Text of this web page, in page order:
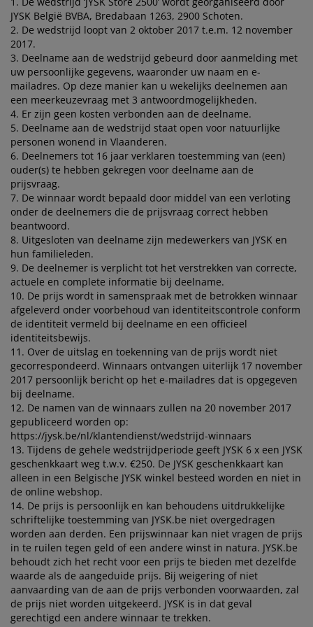
strijken
JYSK België BVBA, Bredabaan 1263, 2900 Schoten.
2. De wedstrijd loopt van 2 oktober 2017 t.e.m. 12 november
2017.
3. Deelname aan de wedstrijd gebeurd door aanmelding met
uw persoonlijke gegevens, waaronder uw naam en e-
mailadres. Op deze manier kan u wekelijks deelnemen aan
een meerkeuzevraag met 3 antwoordmogelijkheden.
4. Er zijn geen kosten verbonden aan de deelname.
5. Deelname aan de wedstrijd staat open voor natuurlijke
personen wonend in Vlaanderen.
6. Deelnemers tot 16 jaar verklaren toestemming van (een)
ouder(s) te hebben gekregen voor deelname aan de
prijsvraag.
7. De winnaar wordt bepaald door middel van een verloting
onder de deelnemers die de prijsvraag correct hebben
beantwoord.
8. Uitgesloten van deelname zijn medewerkers van JYSK en
hun familieleden.
9. De deelnemer is verplicht tot het verstrekken van correcte,
actuele en complete informatie bij deelname.
10. De prijs wordt in samenspraak met de betrokken winnaar
afgeleverd onder voorbehoud van identiteitscontrole conform
de identiteit vermeld bij deelname en een officieel
identiteitsbewijs.
11. Over de uitslag en toekenning van de prijs wordt niet
gecorrespondeerd. Winnaars ontvangen uiterlijk 17 november
2017 persoonlijk bericht op het e-mailadres dat is opgegeven
bij deelname.
12. De namen van de winnaars zullen na 20 november 2017
gepubliceerd worden op:
https://jysk.be/nl/klantendienst/wedstrijd-winnaars
13. Tijdens de gehele wedstrijdperiode geeft JYSK 6 x een JYSK
geschenkkaart weg t.w.v. €250. De JYSK geschenkkaart kan
alleen in een Belgische JYSK winkel besteed worden en niet in
de online webshop.
14. De prijs is persoonlijk en kan behoudens uitdrukkelijke
schriftelijke toestemming van JYSK.be niet overgedragen
worden aan derden. Een prijswinnaar kan niet vragen de prijs
in te ruilen tegen geld of een andere winst in natura. JYSK.be
behoudt zich het recht voor een prijs te bieden met dezelfde
waarde als de aangeduide prijs. Bij weigering of niet
aanvaarding van de aan de prijs verbonden voorwaarden, zal
de prijs niet worden uitgekeerd. JYSK is in dat geval
gerechtigd een andere winnaar te trekken.